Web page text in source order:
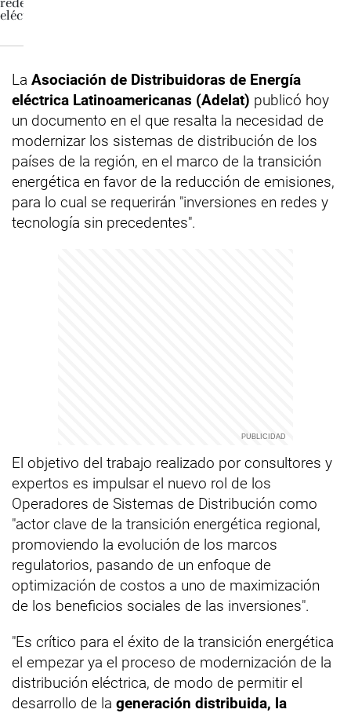
La Asociación de Distribuidoras de Energía
eléctrica Latinoamericanas (Adelat) publicó hoy
un documento en el que resalta la necesidad de
modernizar los sistemas de distribución de los
países de la región, en el marco de la transición
energética en favor de la reducción de emisiones,
para lo cual se requerirán "inversiones en redes y
tecnología sin precedentes".
El objetivo del trabajo realizado por consultores y
expertos es impulsar el nuevo rol de los
Operadores de Sistemas de Distribución como
"actor clave de la transición energética regional,
promoviendo la evolución de los marcos
regulatorios, pasando de un enfoque de
optimización de costos a uno de maximización
de los beneficios sociales de las inversiones".
"Es crítico para el éxito de la transición energética
el empezar ya el proceso de modernización de la
distribución eléctrica, de modo de permitir el
desarrollo de la generación distribuida, la